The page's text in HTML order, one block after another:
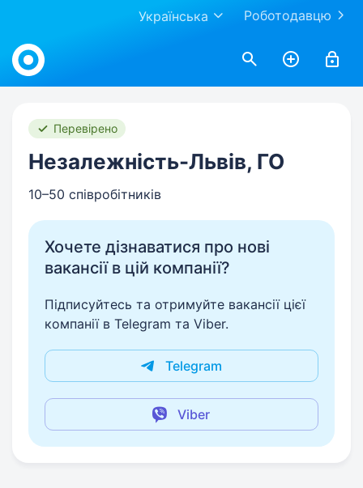
Роботодавцю
Українська
Work.ua
Перевірено
Незалежність-Львів, ГО
10–50 співробітників
Хочете дізнаватися про нові
вакансії в цій компанії?
Підписуйтесь та отримуйте вакансії цієї
компанії в Telegram та Viber.
Telegram
Viber